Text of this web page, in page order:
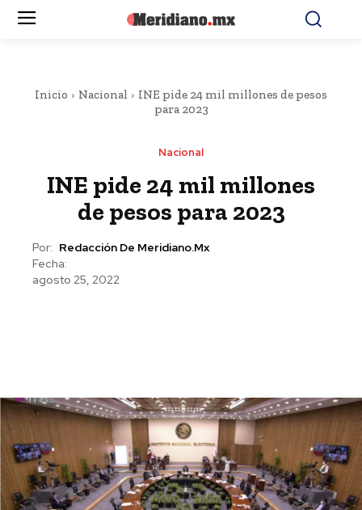
Inicio Nacional
INE pide 24 mil millones de pesos
para 2023
Nacional
INE pide 24 mil millones
de pesos para 2023
Por: Redacción De Meridiano.mx
Fecha:
agosto 25, 2022